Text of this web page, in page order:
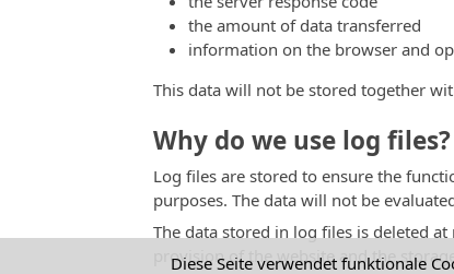
Diese Seite verwendet funktionale
the amount of data transferred
information on the browser and
This data will not be stored together
Why do we use log files?
Log files are stored to ensure the
purposes. The data will not be
The data stored in log files is deleted
provision of the website and the